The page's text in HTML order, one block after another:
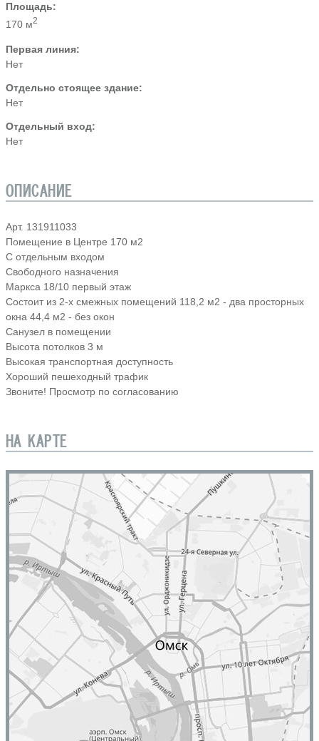
Площадь:
170 м2
Первая линия:
Нет
Отдельно стоящее здание:
Нет
Отдельный вход:
Нет
ОПИСАНИЕ
Арт. 131911033
Помещение в Центре 170 м2
С отдельным входом
Свободного назначения
Маркса 18/10 первый этаж
Состоит из 2-х смежных помещений 118,2 м2 - два просторных
окна 44,4 м2 - без окон
Санузел в помещении
Высота потолков 3 м
Высокая транспортная доступность
Хороший пешеходный трафик
Звоните! Просмотр по согласованию
НА КАРТЕ